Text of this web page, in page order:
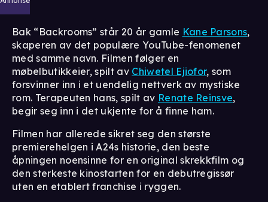
Bak “Backrooms” står 20 år gamle Kane Parsons,
skaperen av det populære YouTube-fenomenet
med samme navn. Filmen følger en
møbelbutikkeier, spilt av Chiwetel Ejiofor, som
forsvinner inn i et uendelig nettverk av mystiske
rom. Terapeuten hans, spilt av Renate Reinsve,
begir seg inn i det ukjente for å finne ham.
Filmen har allerede sikret seg den største
premierehelgen i A24s historie, den beste
åpningen noensinne for en original skrekkfilm og
den sterkeste kinostarten for en debutregissør
uten en etablert franchise i ryggen.